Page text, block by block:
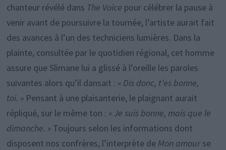
chanteur révélé dans The Voice pour célébrer la pause à
venir avant de poursuivre la tournée, l’artiste aurait fait
des avances à l’un des techniciens lumières. Dans la
plainte, consultée par le quotidien régional, cet homme
assure que Slimane lui a glissé à l’oreille les paroles
suivantes alors qu’il dansait : « Dis donc, t’es bonne,
toi. » Pensant à une plaisanterie, le plaignant aurait
répliqué, sur le même ton : « Je suis bonne, mais que le
dimanche. » Toujours selon les informations dont
disposent nos confrères, l’interprète de Mon amourse